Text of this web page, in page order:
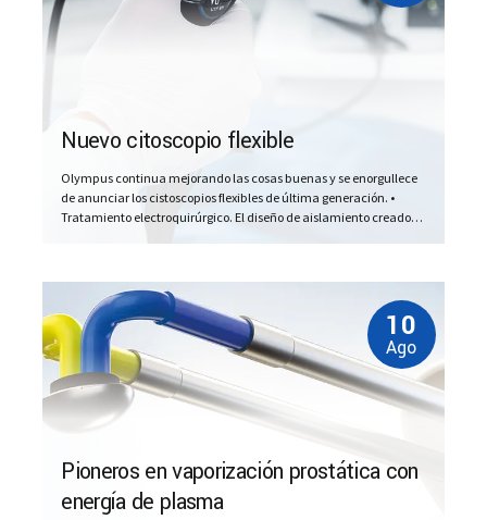
Nuevo citoscopio flexible
Olympus continua mejorando las cosas buenas y se enorgullece
de anunciar los cistoscopios flexibles de última generación. •
Tratamiento electroquirúrgico. El diseño de aislamiento creado
tejidos en la vejiga urinaria.• Canal más...
10
Ago
Pioneros en vaporización prostática con
energía de plasma